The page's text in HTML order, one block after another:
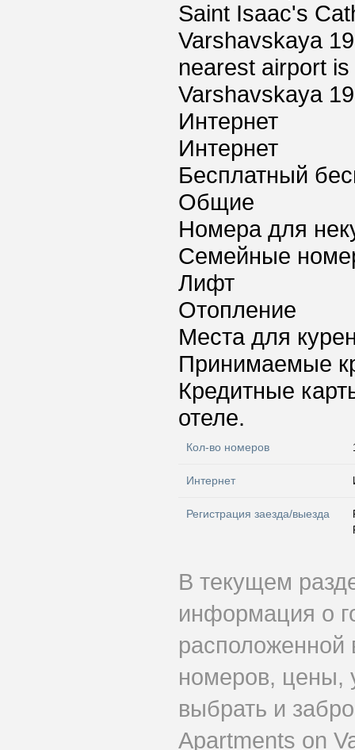
Saint Isaac's
Varshavskaya
nearest airport
Varshavskaya
Интернет
Интернет
Бесплатный
Общие
Номера для
Семейные
Лифт
Отопление
Места для
Принимаемые
Кредитные
отеле.
Кол-во номеров
Интернет
Регистрация заезда/выезда
В текущем
информация о
расположенной
номеров, цены,
выбрать и
Apartments on